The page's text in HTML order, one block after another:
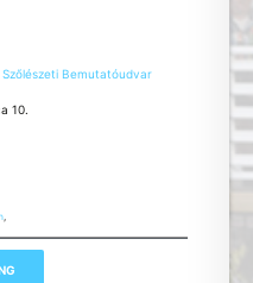
Bemutatóudvar
10.